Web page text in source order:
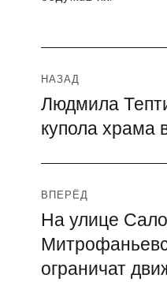
Навигация
по
записям
НАЗАД
Предыдущая
запись:
Людмила
купола храма
ВПЕРЁД
Следующая
запись:
На улице
ограничат